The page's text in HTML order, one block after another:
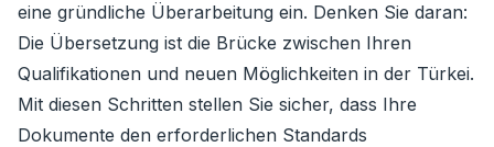
eine gründliche Überarbeitung ein. Denken Sie daran:
Die Übersetzung ist die Brücke zwischen Ihren
Qualifikationen und neuen Möglichkeiten in der Türkei.
Mit diesen Schritten stellen Sie sicher, dass Ihre
Dokumente den erforderlichen Standards